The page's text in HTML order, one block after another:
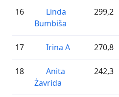
16
Linda
Bumbiša
299,2
17 Irina A 270,8
18
Anita
Żavrida
242,3